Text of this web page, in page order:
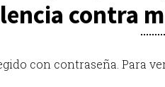
contra
con contraseña. Para